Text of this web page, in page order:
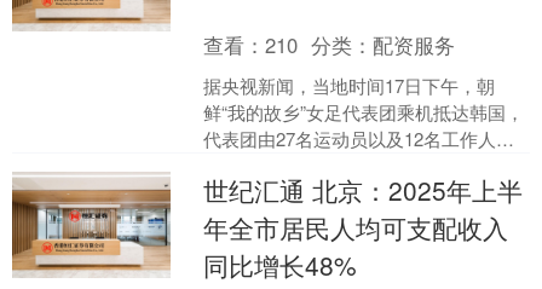
查看：210 分类：配资服务
据央视新闻，当地时间17日下午，朝
鲜“我的故乡”女足代表团乘机抵达韩国，
代表团由27名运动员以及12名工作人员
朝鲜女子足球....
世纪汇通 北京：2025年上半
年全市居民人均可支配收入
同比增长48%